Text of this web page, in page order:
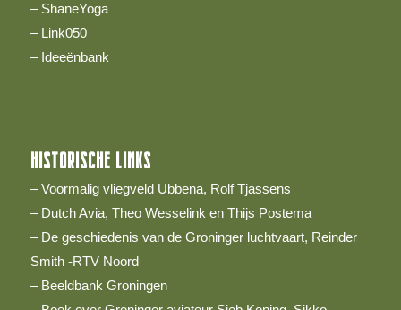
– ShaneYoga
– Link050
– Ideeënbank
HISTORISCHE LINKS
– Voormalig vliegveld Ubbena, Rolf Tjassens
– Dutch Avia, Theo Wesselink en Thijs Postema
– De geschiedenis van de Groninger luchtvaart, Reinder
Smith -RTV Noord
– Beeldbank Groningen